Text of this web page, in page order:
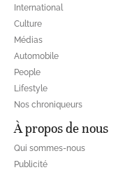
International
Culture
Médias
Automobile
People
Lifestyle
Nos chroniqueurs
À propos de nous
Qui sommes-nous
Publicité